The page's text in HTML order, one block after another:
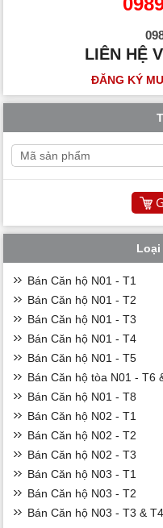
LIÊN HỆ
ĐĂNG KÝ
Loại
Bán Căn hộ N01 - T1
Bán Căn hộ N01 - T2
Bán Căn hộ N01 - T3
Bán Căn hộ N01 - T4
Bán Căn hộ N01 - T5
Bán Căn hộ tòa N01 - T6
Bán Căn hộ N01 - T8
Bán Căn hộ N02 - T1
Bán Căn hộ N02 - T2
Bán Căn hộ N02 - T3
Bán Căn hộ N03 - T1
Bán Căn hộ N03 - T2
Bán Căn hộ N03 - T3 & T4